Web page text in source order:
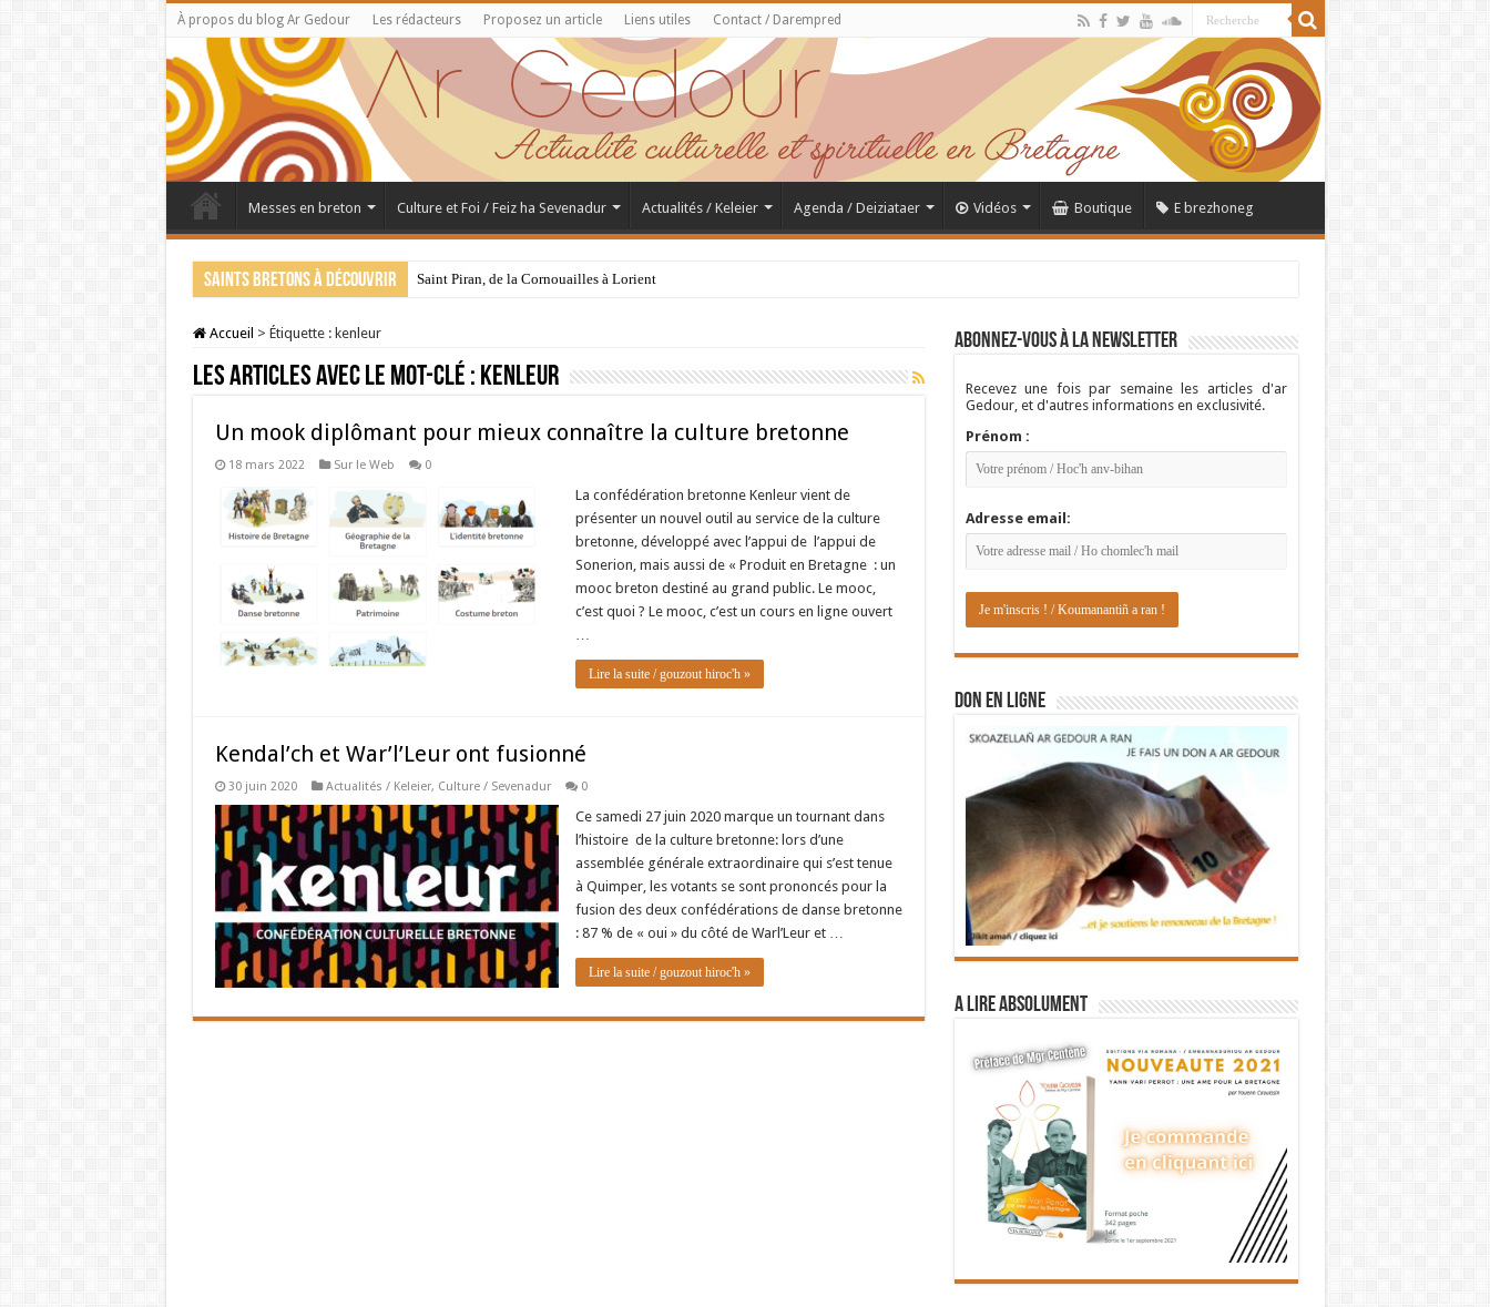
À propos du blog Ar Gedour Les rédacteurs Proposez un article Liens utiles Contact / Darempred
Messes en breton Culture et Foi / Feiz ha Sevenadur Actualités / Keleier Agenda / Deiziataer Vidéos Boutique E brezhoneg
Saints bretons à découvrir Saint Piran, de la Cornouailles à Lorient
Accueil > Étiquette : kenleur
Les articles avec le mot-clé : kenleur
Un mook diplômant pour mieux connaître la culture bretonne
18 mars 2022 Sur le Web 0
La confédération bretonne Kenleur vient de
présenter un nouvel outil au service de la culture
bretonne, développé avec l’appui de l’appui de
Sonerion, mais aussi de « Produit en Bretagne : un
mooc breton destiné au grand public. Le mooc,
c’est quoi ? Le mooc, c’est un cours en ligne ouvert
…
Lire la suite / gouzout hiroc'h »
Kendal’ch et War’l’Leur ont fusionné
30 juin 2020 Actualités / Keleier, Culture / Sevenadur 0
Ce samedi 27 juin 2020 marque un tournant dans
l’histoire de la culture bretonne: lors d’une
assemblée générale extraordinaire qui s’est tenue
à Quimper, les votants se sont prononcés pour la
fusion des deux confédérations de danse bretonne
: 87 % de « oui » du côté de Warl’Leur et …
Lire la suite / gouzout hiroc'h »
Abonnez-vous à la newsletter
Recevez une fois par semaine les articles d'ar
Gedour, et d'autres informations en exclusivité.
Prénom :
Adresse email:
DON EN LIGNE
A lire absolument